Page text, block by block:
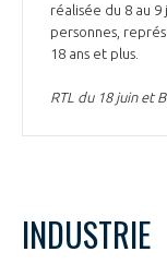
réalisée du 8 au
personnes,
18 ans et plus.
RTL du 18 juin et
INDUSTRIE